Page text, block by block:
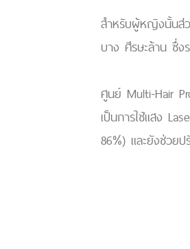
สำหรับผู้หญิงนั้นส่
บาง ศีรษะล้าน ซึ่ง
ศูนย์ Multi-Hair
เป็นการใช้แสง
86%) และยังช่วย